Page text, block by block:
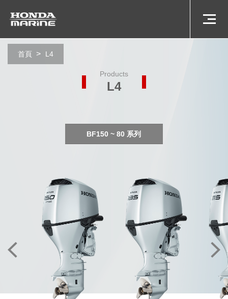
首頁 L4
Products
L4
BF150 ~ 80 系列